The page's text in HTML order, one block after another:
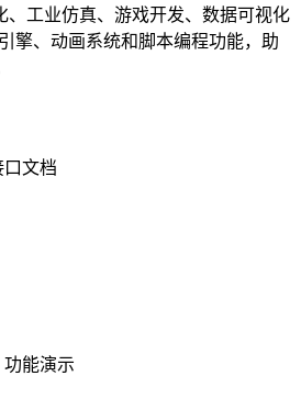
、工业仿真、游戏开发、数据可视化
擎、动画系统和脚本编程功能，助
口文档
功能演示